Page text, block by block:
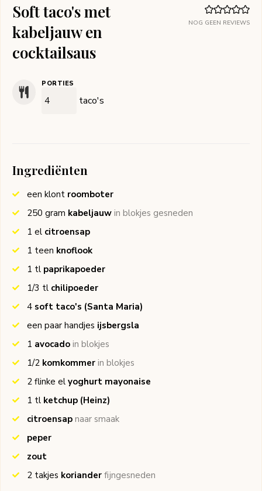
NOG GEEN REVIEWS
Soft taco's met
kabeljauw en
cocktailsaus
PORTIES
taco's
Ingrediënten
een klont roomboter
250 gram kabeljauw in blokjes gesneden
1 el citroensap
1 teen knoflook
1 tl paprikapoeder
1/3 tl chilipoeder
4 soft taco's (Santa Maria)
een paar handjes ijsbergsla
1 avocado in blokjes
1/2 komkommer in blokjes
2 flinke el yoghurt mayonaise
1 tl ketchup (Heinz)
citroensap naar smaak
peper
zout
2 takjes koriander fijngesneden